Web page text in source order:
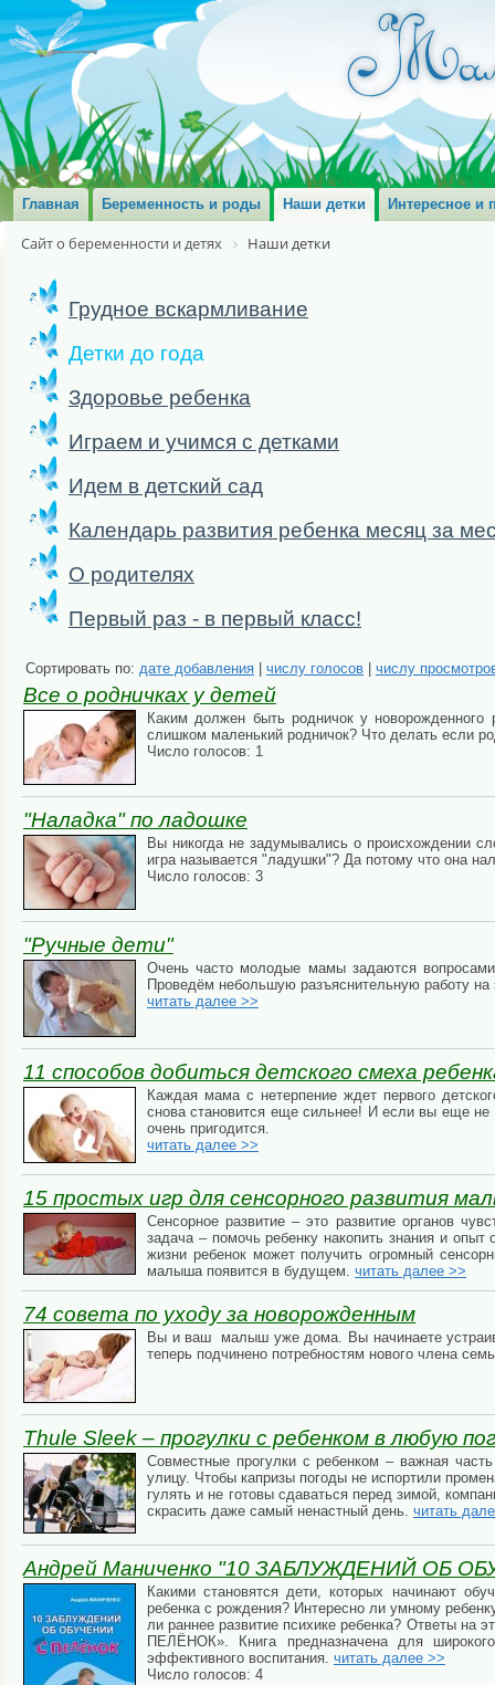
Главная Беременность и роды Наши детки Интересное и
Сайт о беременности и детях Наши детки
Грудное вскармливание
Детки до года
Здоровье ребенка
Играем и учимся с детками
Идем в детский сад
Календарь развития ребенка месяц за
О родителях
Первый раз - в первый класс!
Сортировать по: дате добавления числу голосов числу
Все о родничках у детей
Каким должен быть родничок у
слишком маленький родничок? Что делать если
Число голосов: 1
"Наладка" по ладошке
Вы никогда не задумывались о происхождении
игра называется "ладушки"? Да потому что она
Число голосов: 3
"Ручные дети"
Очень часто молодые мамы задаются
Проведём небольшую разъяснительную работу на
читать далее >>
11 способов добиться детского смеха
Каждая мама с нетерпение ждет первого
снова становится еще сильнее! И если вы еще не
очень пригодится.
читать далее >>
15 простых игр для сенсорного развития
Сенсорное развитие – это развитие органов
задача – помочь ребенку накопить знания и
жизни ребенок может получить огромный
малыша появится в будущем. читать далее >>
74 совета по уходу за новорожденным
Вы и ваш малыш уже дома. Вы начинаете
теперь подчинено потребностям нового члена
Thule Sleek – прогулки с ребенком в любую
Совместные прогулки с ребенком – важная
улицу. Чтобы капризы погоды не испортили
гулять и не готовы сдаваться перед зимой,
скрасить даже самый ненастный день. читать
Андрей Маниченко "10 ЗАБЛУЖДЕНИЙ ОБ
Какими становятся дети, которых начинают
ребенка с рождения? Интересно ли умному
ли раннее развитие психике ребенка? Ответы
ПЕЛЁНОК». Книга предназначена для
эффективного воспитания. читать далее >>
Число голосов: 4